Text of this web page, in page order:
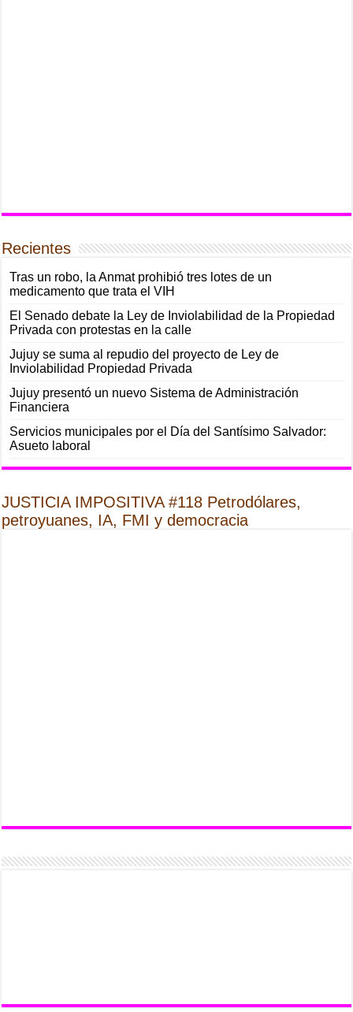
Recientes
Tras un robo, la Anmat prohibió tres lotes de un
medicamento que trata el VIH
El Senado debate la Ley de Inviolabilidad de la Propiedad
Privada con protestas en la calle
Jujuy se suma al repudio del proyecto de Ley de
Inviolabilidad Propiedad Privada
Jujuy presentó un nuevo Sistema de Administración
Financiera
Servicios municipales por el Día del Santísimo Salvador:
Asueto laboral
JUSTICIA IMPOSITIVA #118 Petrodólares,
petroyuanes, IA, FMI y democracia